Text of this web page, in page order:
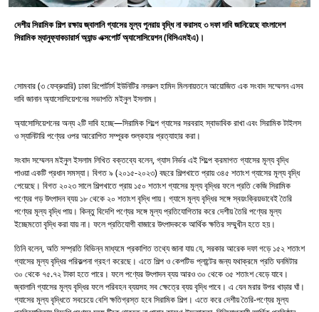
দেশীয় সিরামিক শিল্প রক্ষায় জ্বালানি গ্যাসের মূল্য পুনরায় বৃদ্ধি না করাসহ ৩ দফা দাবি জানিয়েছে বাংলাদেশ
সিরামিক ম্যানুফ্যাকচারার্স অ্যান্ড এক্সপোর্ট অ্যাসোসিয়েশন (বিসিএমইএ)।
সোমবার (৩ ফেব্রুয়ারি) ঢাকা রিপোর্টার্স ইউনিটির নসরুল হামিদ মিলনায়তনে আয়োজিত এক সংবাদ সম্মেলন এসব
দাবি জানান অ্যাসোসিয়েশনের সভাপতি মইনুল ইসলাম।
অ্যাসোসিয়েশনের অন্য ২টি দাবি হচ্ছে—সিরামিক শিল্পে গ্যাসের সরবরাহ স্বাভাবিক রাখা এবং সিরামিক টাইলস
ও স্যানিটারি পণ্যের ওপর আরোপিত সম্পূরক শুল্কহার প্রত্যাহার করা।
সংবাদ সম্মেলন মইনুল ইসলাম লিখিত বক্তব্যে বলেন, গ্যাস নির্ভর এই শিল্পে ক্রমাগত গ্যাসের মূল্য বৃদ্ধি
পাওয়া একটি প্রধান সমস্যা। বিগত ৯ (২০১৫-২০২৩) বছরে শিল্পখাতে প্রায় ৩৪৫ শতাংশ গ্যাসের মূল্য বৃদ্ধি
পেয়েছে। বিগত ২০২৩ সালে শিল্পখাতে প্রায় ১৫০ শতাংশ গ্যাসের মূল্য বৃদ্ধির ফলে প্রতি কেজি সিরামিক
পণ্যের গড় উৎপাদন ব্যয় ১৮ থেকে ২০ শতাংশ বৃদ্ধি পায়। গ্যাসে মূল্য বৃদ্ধির সঙ্গে স্বয়ংক্রিয়ভাবেই তৈরি
পণ্যের মূল্য বৃদ্ধি পায়। কিন্তু বিদেশি পণ্যের সঙ্গে মূল্য প্রতিযোগিতার করে দেশীয় তৈরি পণ্যের মূল্য
ইচ্ছেমতো বৃদ্ধি করা যায় না। ফলে প্রতিযোগী বাজারে উৎপাদককে আর্থিক ক্ষতির সম্মুখীন হতে হয়।
তিনি বলেন, অতি সম্প্রতি বিভিন্ন মাধ্যমে প্রকাশিত তথ্যে জানা যায় যে, সরকার আরেক দফা গড়ে ১৫২ শতাংশ
গ্যাসের মূল্য বৃদ্ধির পরিকল্পনা গ্রহণ করেছে। এতে শিল্প ও কেপটিভ প্লান্টের জন্য যথাক্রমে প্রতি ঘনমিটার
৩০ থেকে ৭৫.৭২ টাকা হতে পারে। ফলে পণ্যের উৎপাদন ব্যয় আরও ৩০ থেকে ৩৫ শতাংশ বেড়ে যাবে।
জ্বালানি গ্যাসের মূল্য বৃদ্ধির ফলে পরিবহন ব্যয়সহ সব ক্ষেত্রে ব্যয় বৃদ্ধি পাবে। এ যেন মরার উপর খাড়ার ঘাঁ।
গ্যাসের মূল্য বৃদ্ধিতে সবচেয়ে বেশি ক্ষতিগ্রস্ত হবে সিরামিক শিল্প। এতে করে দেশীয় তৈরি-পণ্যের মূল্য